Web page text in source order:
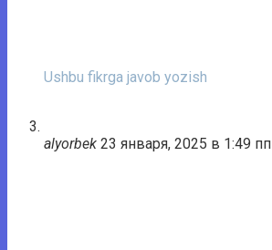
Ushbu fikrga javob yozish
alyorbek 23 января, 2025 в 1:49 пп